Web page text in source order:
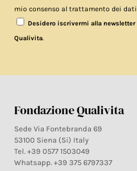
mio consenso al trattamento dei dati
Desidero iscrivermi alla newsletter
Qualivita.
Fondazione Qualivita
Sede Via Fontebranda 69
53100 Siena (Si) Italy
Tel. +39 0577 1503049
Whatsapp. +39 375 6797337